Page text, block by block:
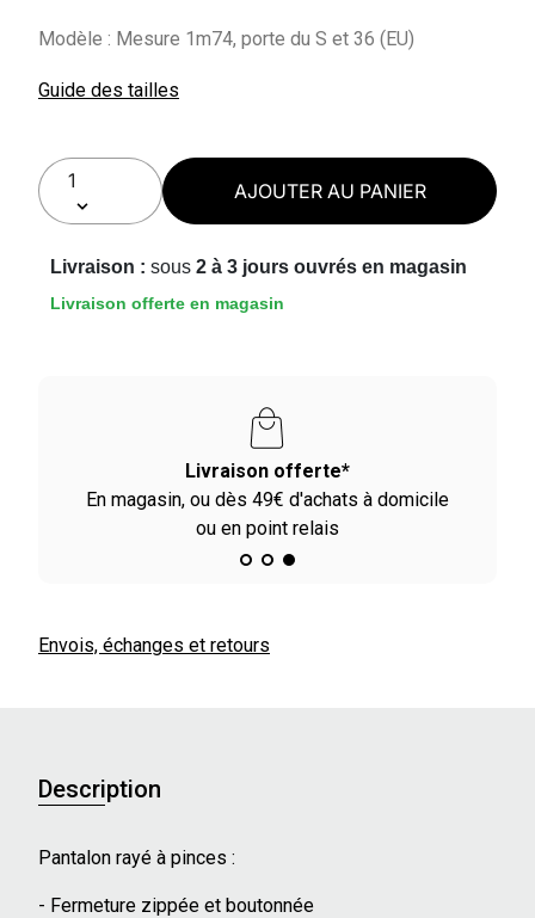
Modèle : Mesure 1m74, porte du S et 36 (EU)
Guide des tailles
AJOUTER AU PANIER
Livraison : sous 2 à 3 jours ouvrés en magasin
Livraison offerte en magasin
Livraison offerte*
En magasin, ou dès 49€ d'achats à domicile
ou en point relais
Envois, échanges et retours
Description
Pantalon rayé à pinces :
- Fermeture zippée et boutonnée